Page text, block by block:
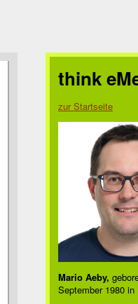
think
zur Startseite
Mario Aeby,
September 1980